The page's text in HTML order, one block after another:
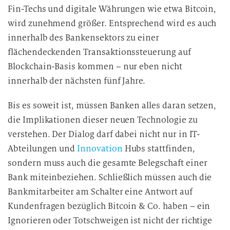
Fin-Techs und digitale Währungen wie etwa Bitcoin,
wird zunehmend größer. Entsprechend wird es auch
innerhalb des Bankensektors zu einer
flächendeckenden Transaktionssteuerung auf
Blockchain-Basis kommen – nur eben nicht
innerhalb der nächsten fünf Jahre.
Bis es soweit ist, müssen Banken alles daran setzen,
die Implikationen dieser neuen Technologie zu
verstehen. Der Dialog darf dabei nicht nur in IT-
Abteilungen undInnovation Hubs stattfinden,
sondern muss auch die gesamte Belegschaft einer
Bank miteinbeziehen. Schließlich müssen auch die
Bankmitarbeiter am Schalter eine Antwort auf
Kundenfragen bezüglich Bitcoin & Co. haben – ein
Ignorieren oder Totschweigen ist nicht der richtige